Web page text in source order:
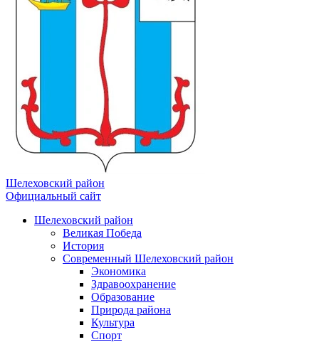
Шелеховский район
Официальный сайт
Шелеховский район
Великая Победа
История
Современный Шелеховский район
Экономика
Здравоохранение
Образование
Природа района
Культура
Спорт